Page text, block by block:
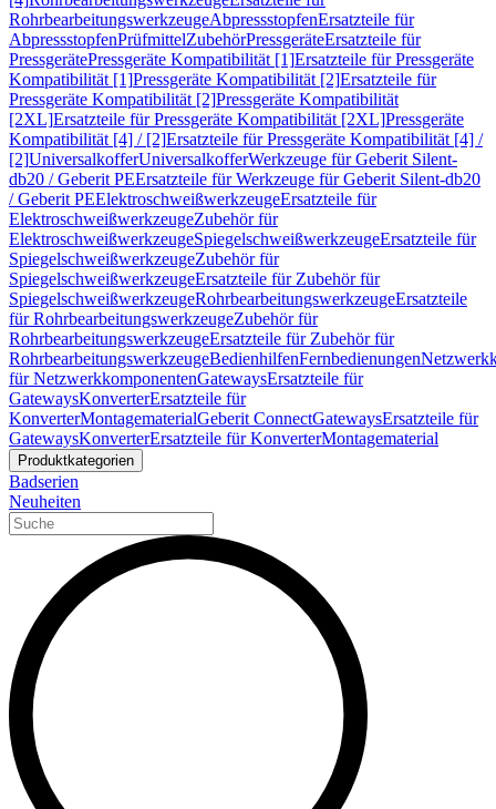
RohrbearbeitungswerkzeugeAbpressstopfenErsatzteile für
AbpressstopfenPrüfmittelZubehörPressgeräteErsatzteile für
PressgerätePressgeräte Kompatibilität [1]Ersatzteile für Pressgeräte
Kompatibilität [1]Pressgeräte Kompatibilität [2]Ersatzteile für
Pressgeräte Kompatibilität [2]Pressgeräte Kompatibilität
[2XL]Ersatzteile für Pressgeräte Kompatibilität [2XL]Pressgeräte
Kompatibilität [4] / [2]Ersatzteile für Pressgeräte Kompatibilität [4] /
[2]UniversalkofferUniversalkofferWerkzeuge für Geberit Silent-
db20 / Geberit PEErsatzteile für Werkzeuge für Geberit Silent-db20
/ Geberit PEElektroschweißwerkzeugeErsatzteile für
ElektroschweißwerkzeugeZubehör für
ElektroschweißwerkzeugeSpiegelschweißwerkzeugeErsatzteile für
SpiegelschweißwerkzeugeZubehör für
SpiegelschweißwerkzeugeErsatzteile für Zubehör für
SpiegelschweißwerkzeugeRohrbearbeitungswerkzeugeErsatzteile
für RohrbearbeitungswerkzeugeZubehör für
RohrbearbeitungswerkzeugeErsatzteile für Zubehör für
RohrbearbeitungswerkzeugeBedienhilfenFernbedienungen
für NetzwerkkomponentenGatewaysErsatzteile für
GatewaysKonverterErsatzteile für
KonverterMontagematerialGeberit ConnectGatewaysErsatzteile für
GatewaysKonverterErsatzteile für KonverterMontagematerial
Produktkategorien
Badserien
Neuheiten